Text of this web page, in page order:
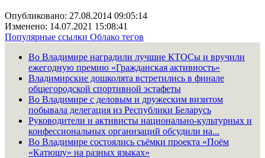
Опубликовано: 27.08.2014 09:05:14
Изменено: 14.07.2021 15:08:41
Популярные ссылки Облако тегов
Во Владимире наградили лучшие КТОСы и вручили
ежегодную премию «Гражданская активность»
Владимирские дошколята встретились в финале
общегородской спортивной эстафеты
Во Владимире с деловым и дружеским визитом
побывала делегация из Республики Беларусь
Руководители и активисты национально-культурных и
конфессиональных организаций обсудили на...
Во Владимире состоялись съёмки проекта «Поём
«Катюшу» на разных языках»